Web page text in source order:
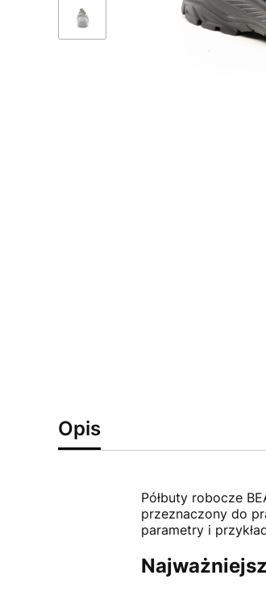
Opis
Półbuty robocze
przeznaczony do
parametry i